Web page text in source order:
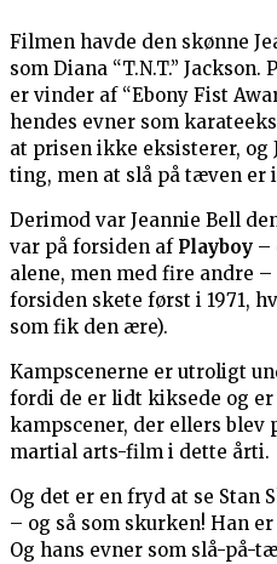
Filmen havde den skønne
som Diana “T.N.T.”
er vinder af “Ebony Fist
hendes evner som
at prisen ikke eksisterer, og
ting, men at slå på tæven er
Derimod var Jeannie Bell
var på forsiden af Playboy –
alene, men med fire andre
forsiden skete først i 1971,
som fik den ære).
Kampscenerne er utroligt
fordi de er lidt kiksede og
kampscener, der ellers blev
martial arts-film i dette årti.
Og det er en fryd at se Stan
– og så som skurken! Han
Og hans evner som slå-på-